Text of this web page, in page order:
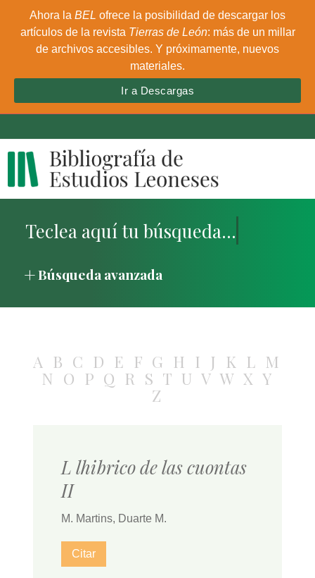
Búsqueda avanzada
A B C D E F G H I J K L M
N O P Q R S T U V W X Y
Z
L lhibrico de las cuontas
II
M. Martins, Duarte M.
Citar
Ahora la BEL ofrece la posibilidad de descargar los
artículos de la revista Tierras de León: más de un millar
de archivos accesibles. Y próximamente, nuevos
materiales.
Ir a Descargas